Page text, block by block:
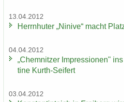
13.04.2012
Herrn­hu­ter „Ni­ni­ve“ macht
04.04.2012
„Chem­nit­zer Im­pres­sio­nen"
ti­ne Kurth-​Seifert
03.04.2012